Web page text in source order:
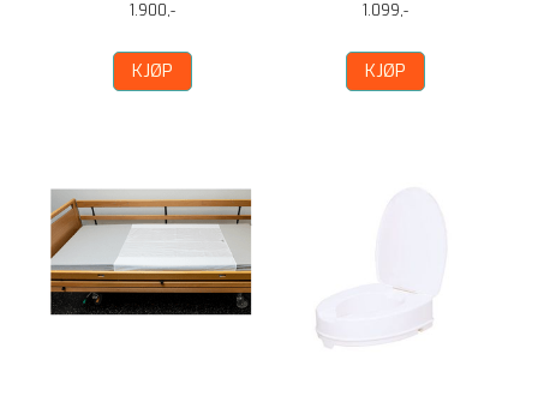
1.900,-
KJØP
1.099,-
KJØP